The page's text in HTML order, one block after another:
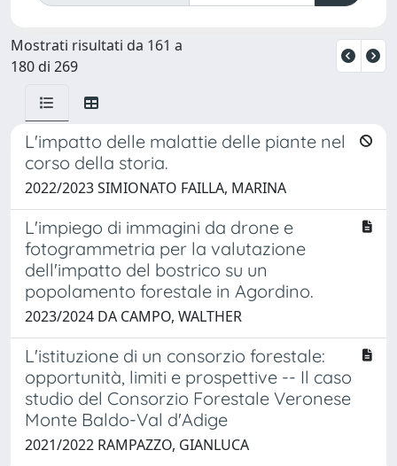
Mostrati risultati da 161 a
180 di 269
L'impatto delle malattie delle piante nel
corso della storia.
2022/2023 SIMIONATO FAILLA, MARINA
L'impiego di immagini da drone e
fotogrammetria per la valutazione
dell'impatto del bostrico su un
popolamento forestale in Agordino.
2023/2024 DA CAMPO, WALTHER
L'istituzione di un consorzio forestale:
opportunità, limiti e prospettive -- Il caso
studio del Consorzio Forestale Veronese
Monte Baldo-Val d'Adige
2021/2022 RAMPAZZO, GIANLUCA